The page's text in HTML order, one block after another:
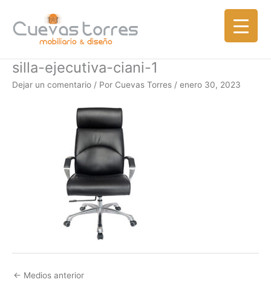
contenido
silla-ejecutiva-ciani-1
Dejar un comentario / Por Cuevas Torres / enero 30, 2023
← Medios anterior